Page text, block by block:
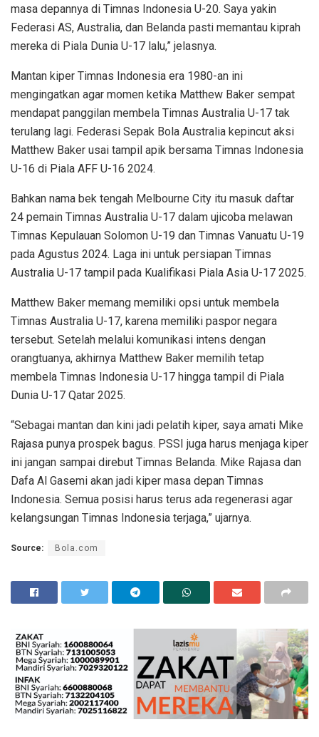
masa depannya di Timnas Indonesia U-20. Saya yakin
Federasi AS, Australia, dan Belanda pasti memantau kiprah
mereka di Piala Dunia U-17 lalu,” jelasnya.
Mantan kiper Timnas Indonesia era 1980-an ini
mengingatkan agar momen ketika Matthew Baker sempat
mendapat panggilan membela Timnas Australia U-17 tak
terulang lagi. Federasi Sepak Bola Australia kepincut aksi
Matthew Baker usai tampil apik bersama Timnas Indonesia
U-16 di Piala AFF U-16 2024.
Bahkan nama bek tengah Melbourne City itu masuk daftar
24 pemain Timnas Australia U-17 dalam ujicoba melawan
Timnas Kepulauan Solomon U-19 dan Timnas Vanuatu U-19
pada Agustus 2024. Laga ini untuk persiapan Timnas
Australia U-17 tampil pada Kualifikasi Piala Asia U-17 2025.
Matthew Baker memang memiliki opsi untuk membela
Timnas Australia U-17, karena memiliki paspor negara
tersebut. Setelah melalui komunikasi intens dengan
orangtuanya, akhirnya Matthew Baker memilih tetap
membela Timnas Indonesia U-17 hingga tampil di Piala
Dunia U-17 Qatar 2025.
“Sebagai mantan dan kini jadi pelatih kiper, saya amati Mike
Rajasa punya prospek bagus. PSSI juga harus menjaga kiper
ini jangan sampai direbut Timnas Belanda. Mike Rajasa dan
Dafa Al Gasemi akan jadi kiper masa depan Timnas
Indonesia. Semua posisi harus terus ada regenerasi agar
kelangsungan Timnas Indonesia terjaga,” ujarnya.
Source: Bola.com